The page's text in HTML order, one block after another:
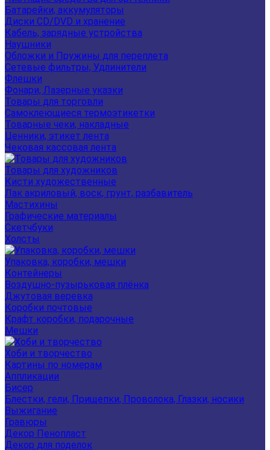
Батарейки, аккумуляторы
Диски CD/DVD и хранение
Кабель, зарядные устройства
Наушники
Обложки и Пружины для переплета
Сетевые фильтры, Удлинители
Флешки
Фонари, Лазерные указки
Товары для торговли
Самоклеющиеся термоэтикетки
Товарные чеки, накладные
Ценники, этикет лента
Чековая кассовая лента
Товары для художников
Кисти художественные
Лак акриловый, воск, грунт, разбавитель
Мастихины
Графические материалы
Скетчбуки
Холсты
Упаковка, коробки, мешки
Контейнеры
Воздушно-пузырьковая плёнка
Джутовая веревка
Коробки почтовые
Крафт коробки, подарочные
Мешки
Хоби и творчество
Картины по номерам
Аппликации
Бисер
Блестки, гели, Прищепки, Проволока, Глазки, носики
Выжигание
Гравюры
Декор Пенопласт
Декор для поделок